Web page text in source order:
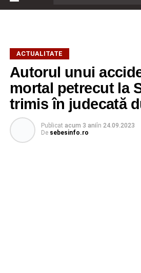
ACTUALITATE
Autorul unui
mortal petrecut la
trimis în judecată
Publicat acum 3 aniîn 24.09.2023
De sebesinfo.ro